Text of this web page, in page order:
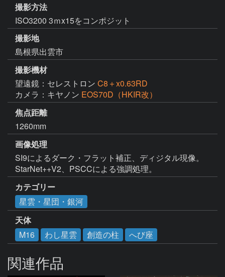
撮影方法
ISO3200 3ｍx15をコンポジット
撮影地
島根県出雲市
撮影機材
望遠鏡：セレストロン C8＋x0.63RD
カメラ：キヤノン EOS70D（HKIR改）
焦点距離
1260mm
画像処理
SI9によるダーク・フラット補正、ディジタル現像。
StarNet++V2、PSCCによる強調処理。
カテゴリー
星雲・星団・銀河
天体
M16
わし星雲 創造の柱 へび座
関連作品